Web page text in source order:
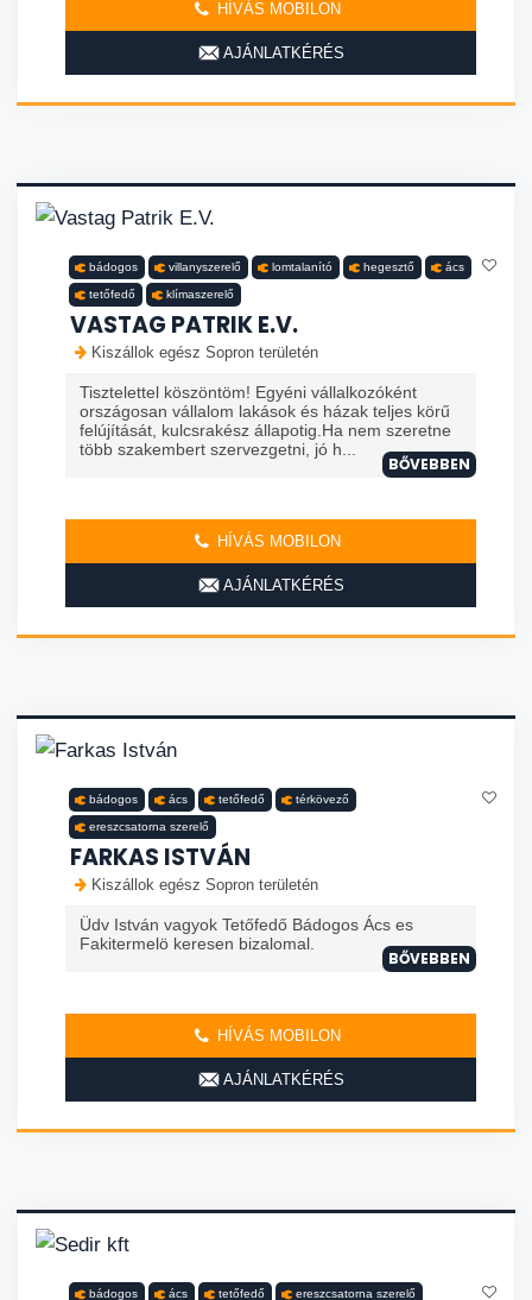
HÍVÁS MOBILON
AJÁNLATKÉRÉS
bádogos villanyszerelő lomtalanító hegesztő ács
tetőfedő klímaszerelő
VASTAG PATRIK E.V.
Kiszállok egész Sopron területén
Tisztelettel köszöntöm! Egyéni vállalkozóként
országosan vállalom lakások és házak teljes körű
felújítását, kulcsrakész állapotig.Ha nem szeretne
több szakembert szervezgetni, jó h...
BŐVEBBEN
HÍVÁS MOBILON
AJÁNLATKÉRÉS
bádogos ács tetőfedő térkövező
ereszcsatorna szerelő
FARKAS ISTVÁN
Kiszállok egész Sopron területén
Üdv István vagyok Tetőfedő Bádogos Ács es
Fakitermelö keresen bizalomal.
BŐVEBBEN
HÍVÁS MOBILON
AJÁNLATKÉRÉS
bádogos ács tetőfedő ereszcsatorna szerelő